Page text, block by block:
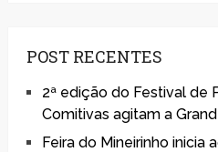
POST RECENTES
2ª edição do Festival de
Comitivas agitam a
Feira do Mineirinho inicia